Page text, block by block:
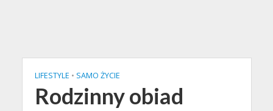
LIFESTYLE • SAMO ŻYCIE
Rodzinny obiad